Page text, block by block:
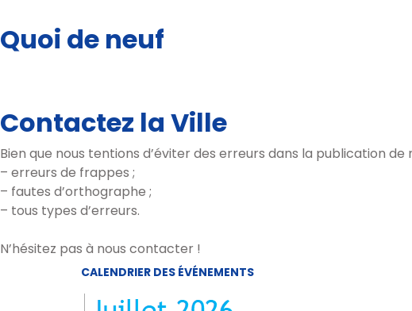
Quoi de neuf
Contactez la Ville
Bien que nous tentions d’éviter des erreurs dans la publication
– erreurs de frappes ;
– fautes d’orthographe ;
– tous types d’erreurs.
N’hésitez pas à nous contacter !
CALENDRIER DES ÉVÉNEMENTS